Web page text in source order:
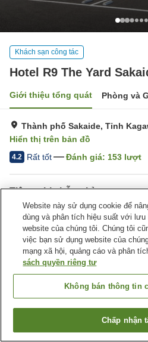
Khách sạn công tác
Hotel R9 The Yard
Giới thiệu tổng quát Phòng và
Thành phố Sakaide, Tỉnh
Hiển thị trên bản đồ
4.2 Rất tốt Đánh giá: 153 lượt
Tiện nghi chỗ nghỉ
Bãi đỗ xe
Giặt ủi có phí
Trang chủ Nhật Bản Tỉnh Kagawa
Hotel R9 The Yard Sakaide
Tìm phòng
Website này sử dụng cookie để
dùng và phân tích hiệu suất với
website của chúng tôi. Chúng tôi
việc bạn sử dụng website của
mạng xã hội, quảng cáo và phân
sách quyền riêng tư
Không bán thông tin
Chấp nhận